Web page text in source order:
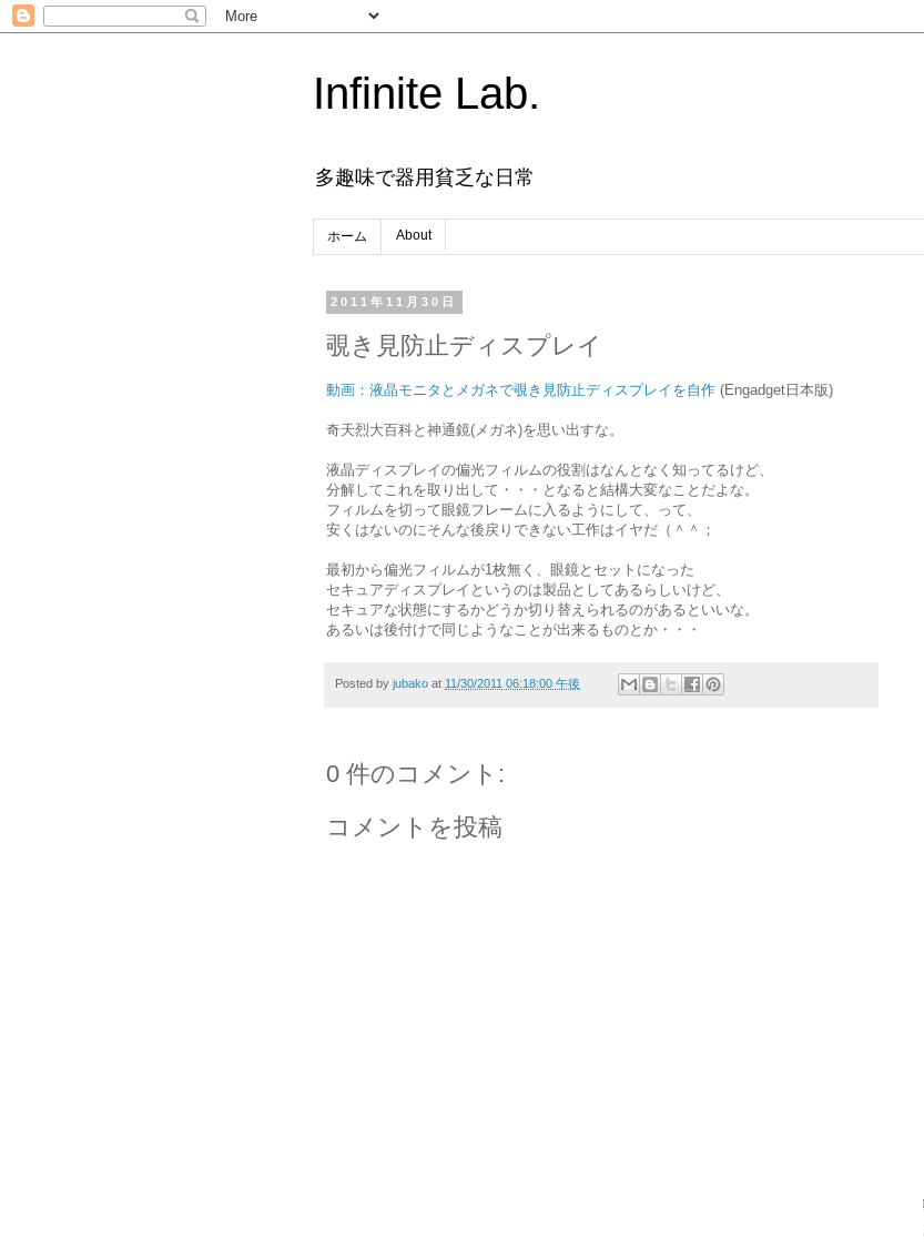
Infinite Lab.
多趣味で器用貧乏な日常
ホーム About
2011年11月30日
覗き見防止ディスプレイ
動画：液晶モニタとメガネで覗き見防止ディスプレイを自作 (Engadget日本版)
奇天烈大百科と神通鏡(メガネ)を思い出すな。
液晶ディスプレイの偏光フィルムの役割はなんとなく知ってるけど、
分解してこれを取り出して・・・となると結構大変なことだよな。
フィルムを切って眼鏡フレームに入るようにして、って、
安くはないのにそんな後戻りできない工作はイヤだ（＾＾；
最初から偏光フィルムが1枚無く、眼鏡とセットになった
セキュアディスプレイというのは製品としてあるらしいけど、
セキュアな状態にするかどうか切り替えられるのがあるといいな。
あるいは後付けで同じようなことが出来るものとか・・・
Posted by jubako at 11/30/2011 06:18:00 午後
0 件のコメント:
コメントを投稿